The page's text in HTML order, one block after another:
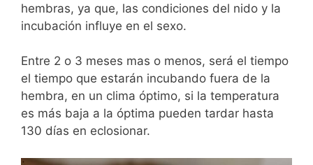
hembras, ya que, las condiciones del nido y la
incubación influye en el sexo.
Entre 2 o 3 meses mas o menos, será el tiempo
el tiempo que estarán incubando fuera de la
hembra, en un clima óptimo, si la temperatura
es más baja a la óptima pueden tardar hasta
130 días en eclosionar.